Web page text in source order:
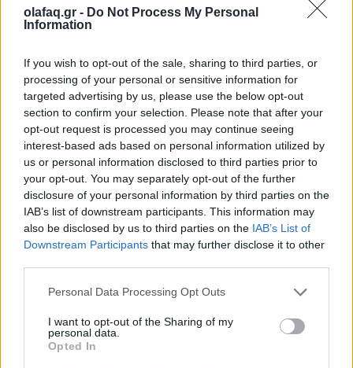
olafaq.gr - Do Not Process My Personal
Information
If you wish to opt-out of the sale, sharing to third parties, or
processing of your personal or sensitive information for
targeted advertising by us, please use the below opt-out
section to confirm your selection. Please note that after your
opt-out request is processed you may continue seeing
interest-based ads based on personal information utilized by
us or personal information disclosed to third parties prior to
your opt-out. You may separately opt-out of the further
disclosure of your personal information by third parties on the
IAB’s list of downstream participants. This information may
also be disclosed by us to third parties on the IAB’s List of
Downstream Participants that may further disclose it to other
Personal Data Processing Opt Outs
I want to opt-out of the Sharing of my
personal data.
Opted In
Συνεντεύξεις
underground Αθήνα»
05.06.26
Η συγγραφέας συζητάει με τον Θανάση Μήνα για το νέο της
αστυνομικό μυθιστόρημα με τίτλο "Κομπολόι στο χώμα".